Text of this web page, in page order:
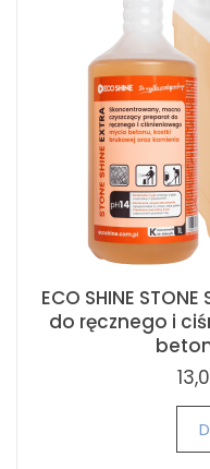
ECO SHINE
do ręcznego i